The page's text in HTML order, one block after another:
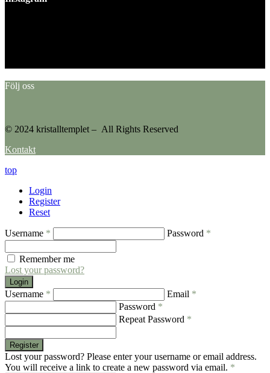
Följ oss
© 2024 kristalltemplet – All Rights Reserved
Kontakt
top
Login
Register
Reset
Username * Password *
Remember me
Lost your password?
Login
Username * Email *
Password *
Repeat Password *
Register
Lost your password? Please enter your username or email address.
You will receive a link to create a new password via email. *